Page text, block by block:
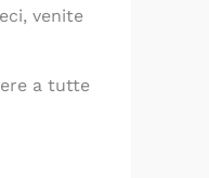
venite
a tutte